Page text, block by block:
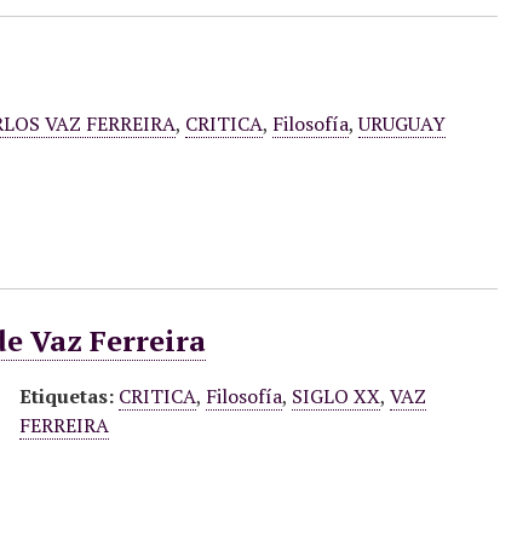
VAZ FERREIRA, CRITICA, Filosofía,URUGUAY
Vaz Ferreira
Etiquetas: CRITICA, Filosofía, SIGLO XX,VAZ
FERREIRA